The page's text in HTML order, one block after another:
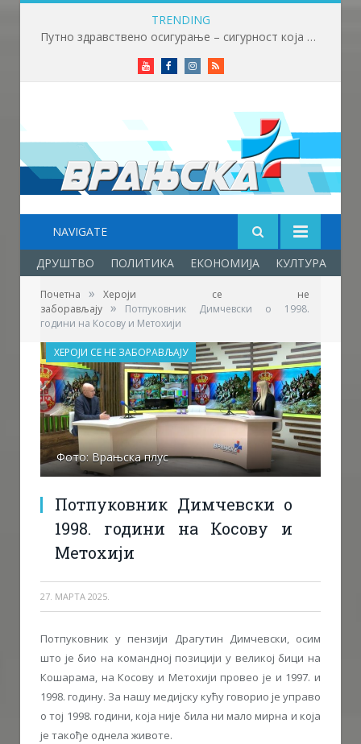
TRENDING
Путно здравствено осигурање – сигурност која нема цену
YoutubeFacebookInstagram
RSS
NAVIGATE
ДРУШТВО ПОЛИТИКА ЕКОНОМИЈА КУЛТУРА
Почетна »
Хероји се не
заборављају »
Потпуковник Димчевски о 1998.
години на Косову и Метохији
Фото: Врањска плус
Потпуковник Димчевски о
1998. години на Косову и
Метохији
27. МАРТА 2025.
ХЕРОЈИ СЕ НЕ ЗАБОРАВЉАЈУ
Потпуковник у пензији Драгутин Димчевски, осим
што је био на командној позицији у великој бици на
Кошарама, на Косову и Метохији провео је и 1997. и
1998. годину. За нашу медијску кућу говорио је управо
о тој 1998. години, која није била ни мало мирна и која
је такође однела животе.